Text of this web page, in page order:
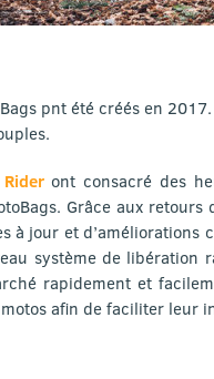
pnt été créés en
ont consacré des
Grâce aux
à jour et
système de
rapidement et
afin de faciliter leur